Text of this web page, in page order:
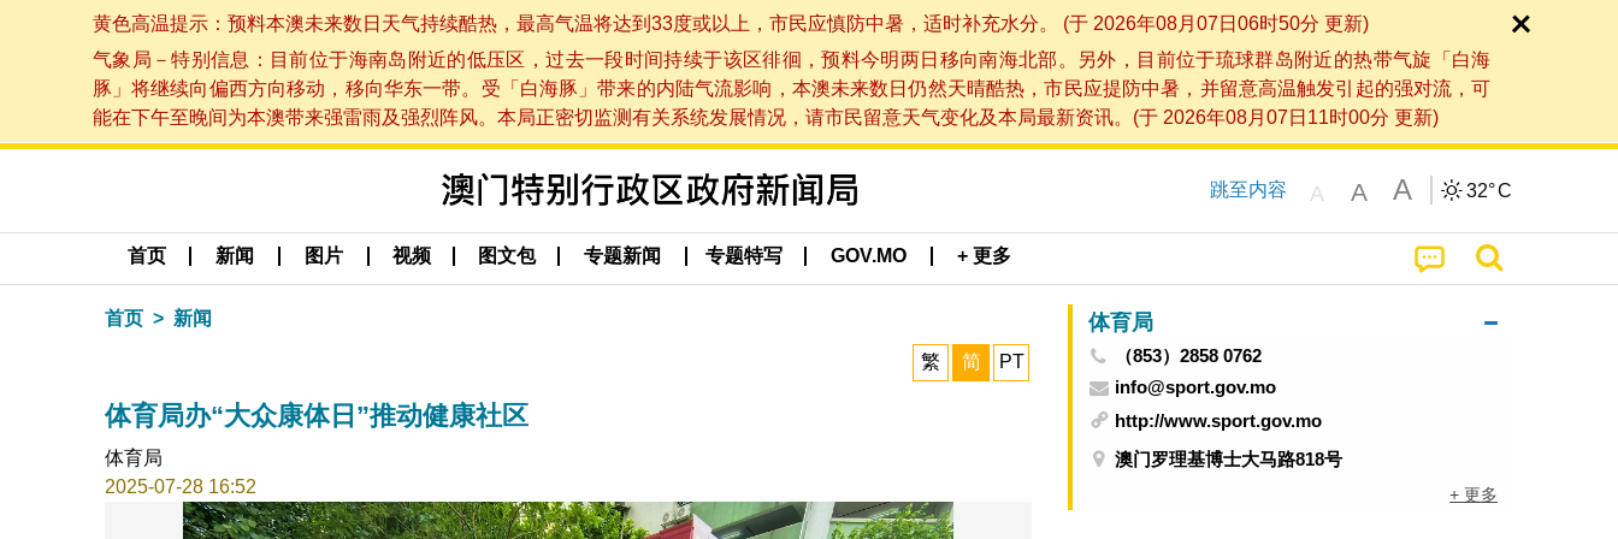
黄色高温提示：预料本澳未来数日天气持续酷热，最高气温将达到33度或以上，市民应慎防中暑，适时补充水分。 (于 2026年08月07日06时50分 更新)
气象局－特别信息：目前位于海南岛附近的低压区，过去一段时间持续于该区徘徊，预料今明两日移向南海北部。另外，目前位于琉球群岛附近的热带气旋「白海
豚」将继续向偏西方向移动，移向华东一带。受「白海豚」带来的内陆气流影响，本澳未来数日仍然天晴酷热，市民应提防中暑，并留意高温触发引起的强对流，可
能在下午至晚间为本澳带来强雷雨及强烈阵风。本局正密切监测有关系统发展情况，请市民留意天气变化及本局最新资讯。(于 2026年08月07日11时00分 更新)
跳至内容 A A A 32°C
首页 新闻 图片 视频 图文包 专题新闻 专题特写 GOV.MO + 更多
首页 新闻
繁 简 PT
体育局办“大众康体日”推动健康社区
体育局
2025-07-28 16:52
体育局
（853）2858 0762
info@sport.gov.mo
http://www.sport.gov.mo
澳门罗理基博士大马路818号
+ 更多